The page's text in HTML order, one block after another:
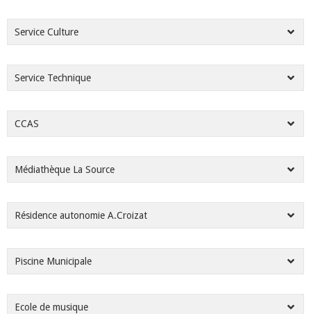
Service Culture
Service Technique
CCAS
Médiathèque La Source
Résidence autonomie A.Croizat
Piscine Municipale
Ecole de musique